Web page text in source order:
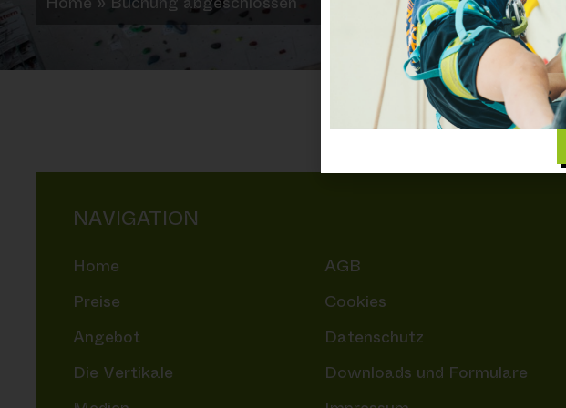
NAVIGATION
Home
Preise
Angebot
Die Vertikale
AGB
Cookies
Datenschutz
Downloads und Formulare